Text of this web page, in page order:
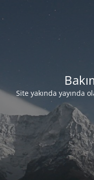
Site yakında yayında